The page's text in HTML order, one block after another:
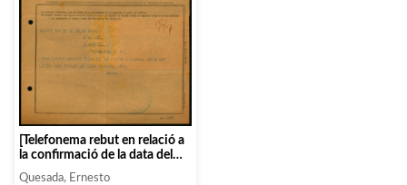
[Telefonema rebut en relació a
la confirmació de la data del
concert de Risler]
Quesada, Ernesto